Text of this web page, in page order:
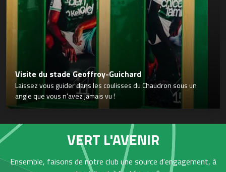
Visite du stade Geoffroy-Guichard
Laissez vous guider dans les coulisses du Chaudron sous un
angle que vous n’avez jamais vu !
VERT L'AVENIR
Ensemble, faisons de notre club une source d'engagement, à